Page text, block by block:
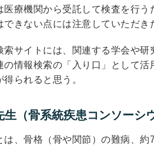
医療機関から受託して検査を行
できない点には注意していただき
索サイトには、関連する学会や
の情報検索の「入り口」として
られると思う。
生（骨系統疾患コンソーシ
は、骨格（骨や関節）の難病、